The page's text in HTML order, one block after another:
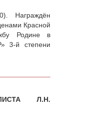
Награждён
Красной
Родине в
3-й степени
Л.Н.